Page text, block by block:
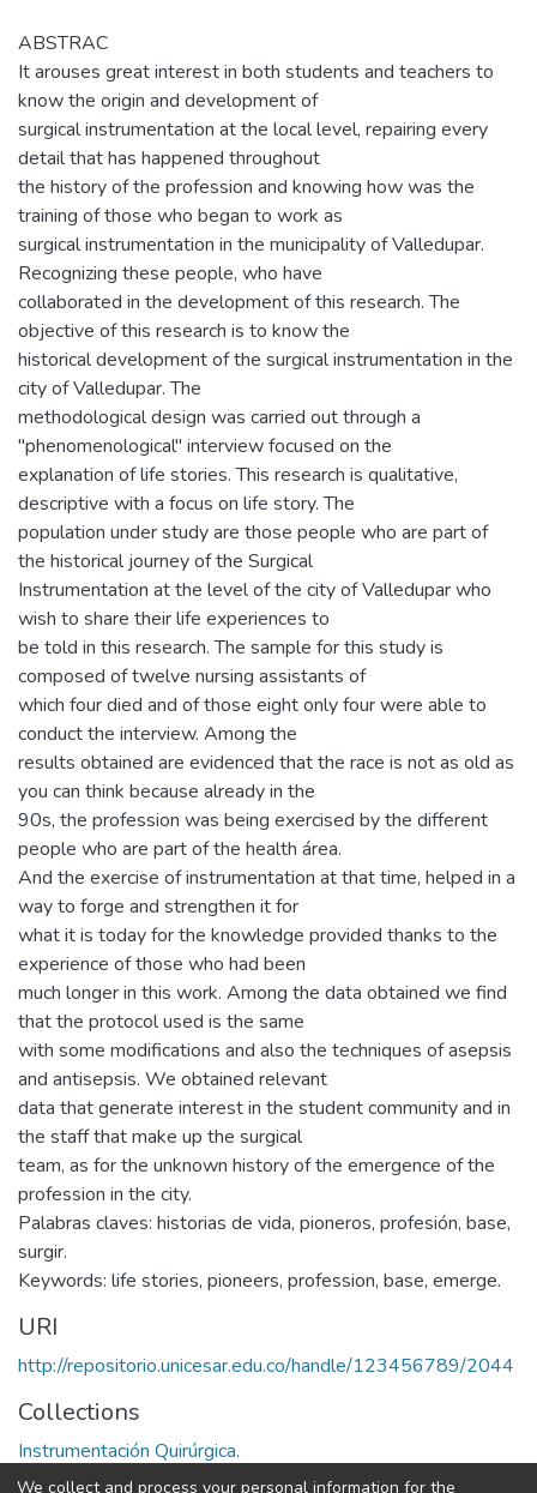
ABSTRAC
It arouses great interest in both students and teachers to
know the origin and development of
surgical instrumentation at the local level, repairing every
detail that has happened throughout
the history of the profession and knowing how was the
training of those who began to work as
surgical instrumentation in the municipality of Valledupar.
Recognizing these people, who have
collaborated in the development of this research. The
objective of this research is to know the
historical development of the surgical instrumentation in the
city of Valledupar. The
methodological design was carried out through a
"phenomenological" interview focused on the
explanation of life stories. This research is qualitative,
descriptive with a focus on life story. The
population under study are those people who are part of
the historical journey of the Surgical
Instrumentation at the level of the city of Valledupar who
wish to share their life experiences to
be told in this research. The sample for this study is
composed of twelve nursing assistants of
which four died and of those eight only four were able to
conduct the interview. Among the
results obtained are evidenced that the race is not as old as
you can think because already in the
90s, the profession was being exercised by the different
people who are part of the health área.
And the exercise of instrumentation at that time, helped in a
way to forge and strengthen it for
what it is today for the knowledge provided thanks to the
experience of those who had been
much longer in this work. Among the data obtained we find
that the protocol used is the same
with some modifications and also the techniques of asepsis
and antisepsis. We obtained relevant
data that generate interest in the student community and in
the staff that make up the surgical
team, as for the unknown history of the emergence of the
profession in the city.
Palabras claves: historias de vida, pioneros, profesión, base,
surgir.
Keywords: life stories, pioneers, profession, base, emerge.
URI
http://repositorio.unicesar.edu.co/handle/123456789/2044
Collections
Instrumentación Quirúrgica.
We collect and process your personal information for the